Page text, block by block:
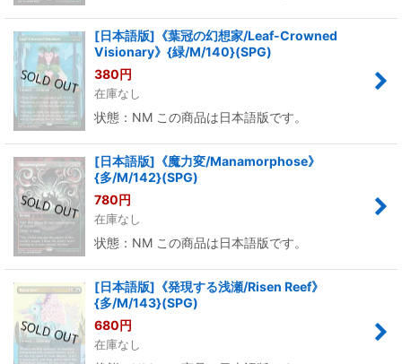
[日本語版]《葉冠の幻想家/Leaf-Crowned
Visionary》{緑/M/140}(SPG)
380円
在庫なし
状態：NM この商品は日本語版です。
[日本語版]《魔力変/Manamorphose》
{多/M/142}(SPG)
780円
在庫なし
状態：NM この商品は日本語版です。
[日本語版]《発現する浅瀬/Risen Reef》
{多/M/143}(SPG)
680円
在庫なし